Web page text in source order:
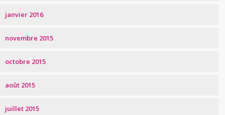
janvier 2016
novembre 2015
octobre 2015
août 2015
juillet 2015